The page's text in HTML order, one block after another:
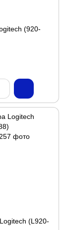
(920-
(L920-